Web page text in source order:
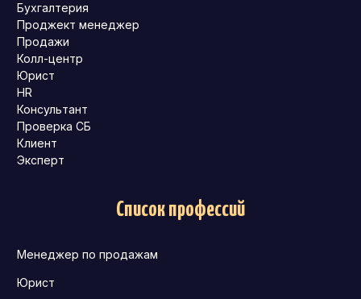
Бухгалтерия
Проджект менеджер
Продажи
Колл-центр
Юрист
HR
Консультант
Проверка СБ
Клиент
Эксперт
Список профессий
Менеджер по продажам
Юрист